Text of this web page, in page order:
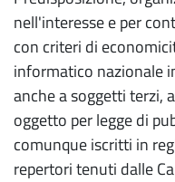
nell'interesse e per
con criteri di
informatico nazionale
anche a soggetti terzi,
oggetto per legge di
comunque iscritti in
repertori tenuti dalle